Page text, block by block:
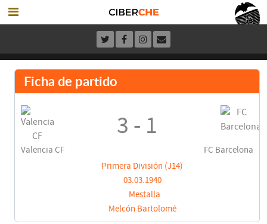
Ficha de partido
Valencia CF
3 - 1
FC Barcelona
Primera División (J14)
03.03.1940
Mestalla
Melcón Bartolomé